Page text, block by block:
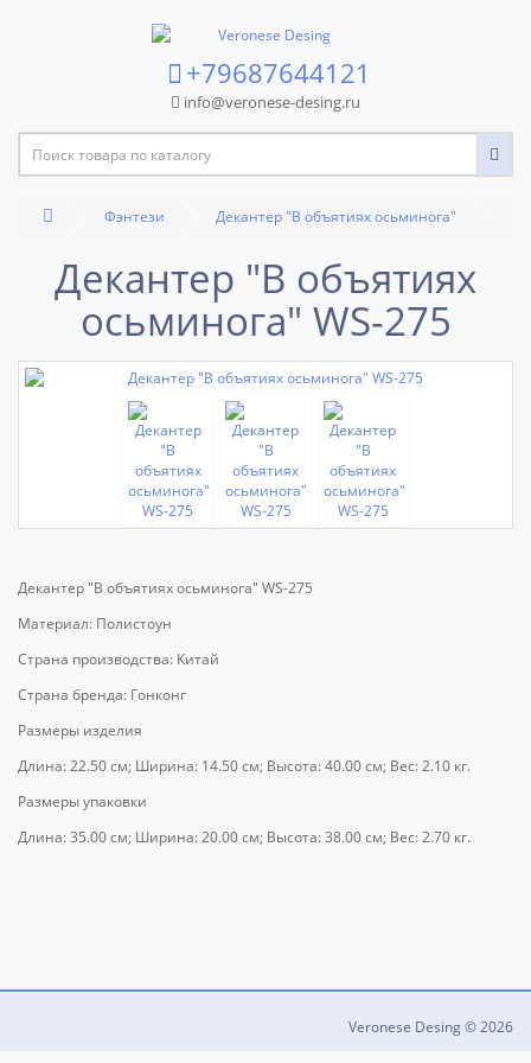
+79687644121
info@veronese-desing.ru
Фэнтези Декантер "В объятиях осьминога"
Декантер "В объятиях
осьминога" WS-275
Декантер "В объятиях осьминога" WS-275
Материал: Полистоун
Страна производства: Китай
Страна бренда: Гонконг
Размеры изделия
Длина: 22.50 см; Ширина: 14.50 см; Высота: 40.00 см; Вес: 2.10 кг.
Размеры упаковки
Длина: 35.00 см; Ширина: 20.00 см; Высота: 38.00 см; Вес: 2.70 кг.
Veronese Desing © 2026